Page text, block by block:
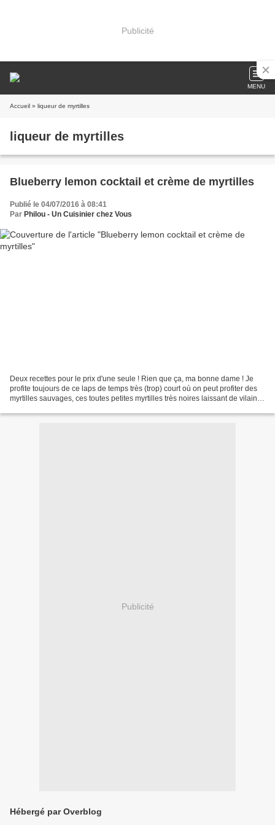
Publicité
MENU
Accueil » liqueur de myrtilles
liqueur de myrtilles
Blueberry lemon cocktail et crème de myrtilles
Publié le 04/07/2016 à 08:41
Par Philou - Un Cuisinier chez Vous
Deux recettes pour le prix d'une seule ! Rien que ça, ma bonne dame ! Je
profite toujours de ce laps de temps très (trop) court où on peut profiter des
myrtilles sauvages, ces toutes petites myrtilles très noires laissant de vilaines
Publicité
Hébergé par Overblog